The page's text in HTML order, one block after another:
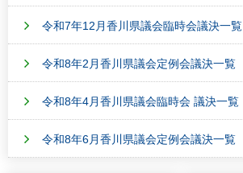
令和7年12月香川県議会臨時会議決一覧
令和8年2月香川県議会定例会議決一覧
令和8年4月香川県議会臨時会 議決一覧
令和8年6月香川県議会定例会議決一覧